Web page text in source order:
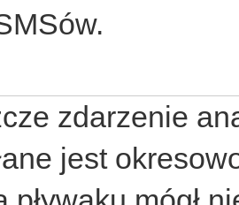
zdarzenie
jest